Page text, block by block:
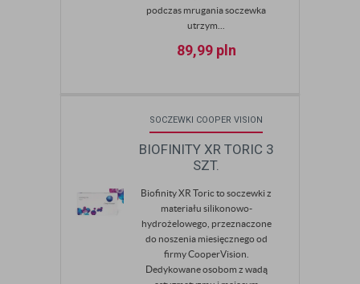
podczas mrugania soczewka
utrzym...
89,99 pln
SOCZEWKI COOPER VISION
BIOFINITY XR TORIC 3
SZT.
Biofinity XR Toric to soczewki z
materiału silikonowo-
hydrożelowego, przeznaczone
do noszenia miesięcznego od
firmy CooperVision.
Dedykowane osobom z wadą